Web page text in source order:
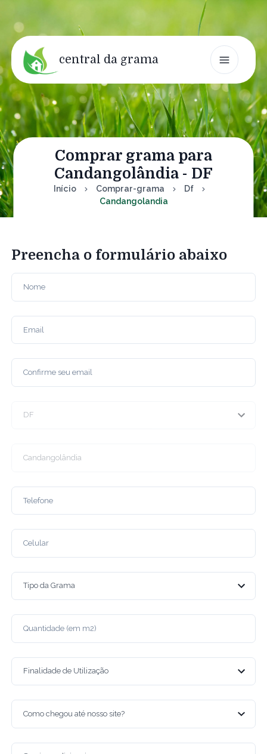
central da grama
Comprar grama para
Candangolândia - DF
Início Comprar-grama
Df
Candangolandia
Preencha o formulário abaixo